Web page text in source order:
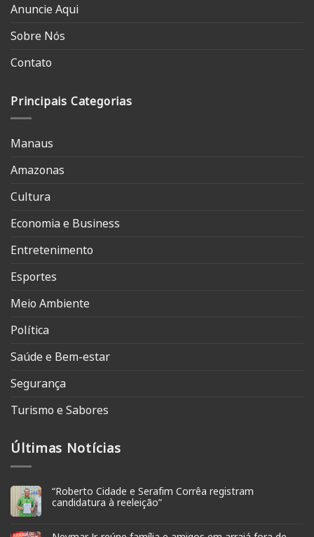
Anuncie Aqui
Sobre Nós
Contato
Principais Categorias
Manaus
Amazonas
Cultura
Economia e Business
Entretenimento
Esportes
Meio Ambiente
Política
Saúde e Bem-estar
Segurança
Turismo e Sabores
Últimas Notícias
“Roberto Cidade e Serafim Corrêa registram
candidatura à reeleição”